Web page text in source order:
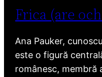
Frica (are
Ana Pauker,
este o figură
românesc, membră